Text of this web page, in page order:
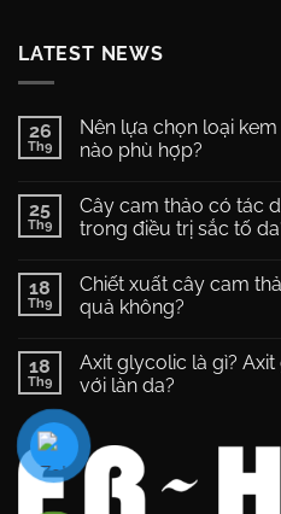
LATEST NEWS
26
Th9
Nên lựa chọn loại
nào phù hợp?
bình
luận
ở
chọn
loại
kem
cho
da
dầu
phù
hợp?
25
Th9
Cây cam thảo có tác
trong điều trị sắc tố
bình
luận
ở
thảo
có
tác
gì?
Có
hiệu
quả
18
Th9
Chiết xuất cây cam
quả không?
bình
luận
ở
xuất
cây
cam
thảo
18
Th9
Axit glycolic là gì?
với làn da?
có
bình
luận
ở
glycolic